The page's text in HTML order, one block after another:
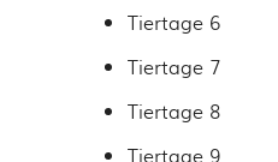
Tiertage 6
Tiertage 7
Tiertage 8
Tiertage 9